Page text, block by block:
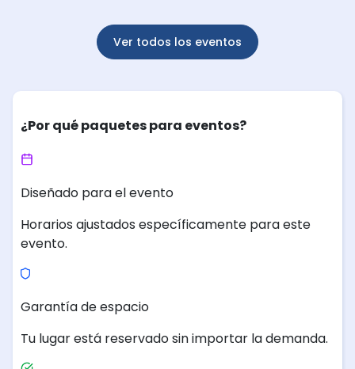
Ver todos los eventos
¿Por qué paquetes para eventos?
Diseñado para el evento
Horarios ajustados específicamente para este
evento.
Garantía de espacio
Tu lugar está reservado sin importar la demanda.